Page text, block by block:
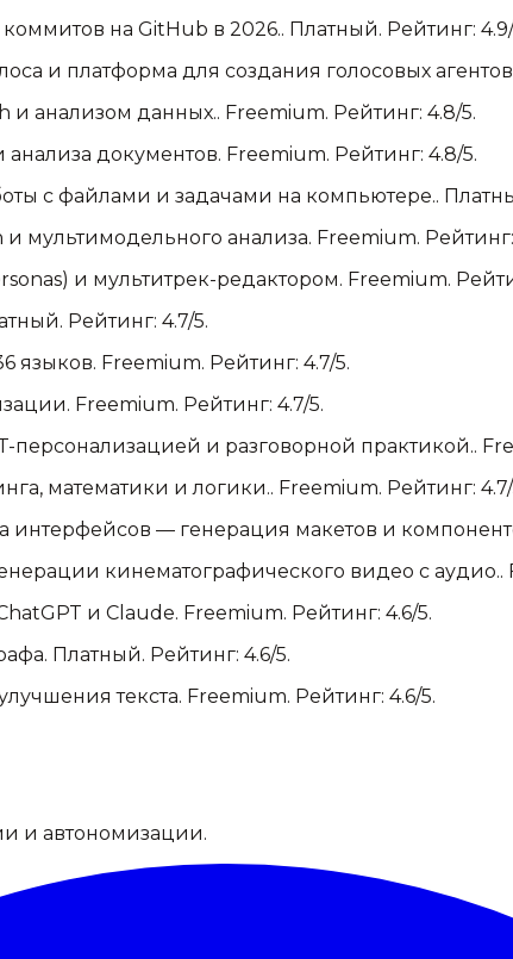
на GitHub в 2026.. Платный. Рейтинг:
и платформа для создания голосовых
и анализом данных.. Freemium. Рейтинг: 4.8/5.
анализа документов. Freemium. Рейтинг: 4.8/5.
с файлами и задачами на компьютере..
мультимодельного анализа. Freemium.
и мультитрек-редактором. Freemium.
Рейтинг: 4.7/5.
языков. Freemium. Рейтинг: 4.7/5.
. Freemium. Рейтинг: 4.7/5.
персонализацией и разговорной практикой..
математики и логики.. Freemium. Рейтинг:
— генерация макетов и
кинематографического видео с аудио..
и Claude. Freemium. Рейтинг: 4.6/5.
. Платный. Рейтинг: 4.6/5.
текста. Freemium. Рейтинг: 4.6/5.
и автономизации.